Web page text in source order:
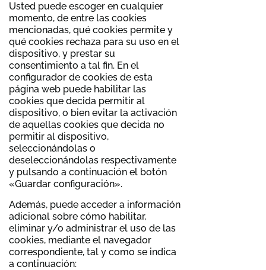
Usted puede escoger en cualquier
momento, de entre las cookies
mencionadas, qué cookies permite y
qué cookies rechaza para su uso en el
dispositivo, y prestar su
consentimiento a tal fin. En el
configurador de cookies de esta
página web puede habilitar las
cookies que decida permitir al
dispositivo, o bien evitar la activación
de aquellas cookies que decida no
permitir al dispositivo,
seleccionándolas o
deseleccionándolas respectivamente
y pulsando a continuación el botón
«Guardar configuración».
Además, puede acceder a información
adicional sobre cómo habilitar,
eliminar y/o administrar el uso de las
cookies, mediante el navegador
correspondiente, tal y como se indica
a continuación: